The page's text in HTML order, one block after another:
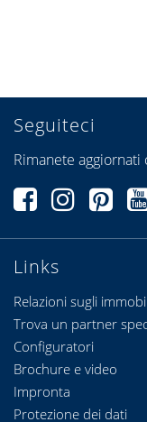
Links
Relazioni sugli
Trova un partner
Configuratori
Brochure e video
Seguiteci
Rimanete
Impronta
Protezione dei dati